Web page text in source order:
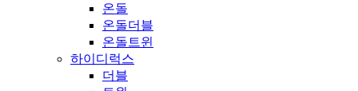
온돌
온돌더블
온돌트윈
하이디럭스
더블